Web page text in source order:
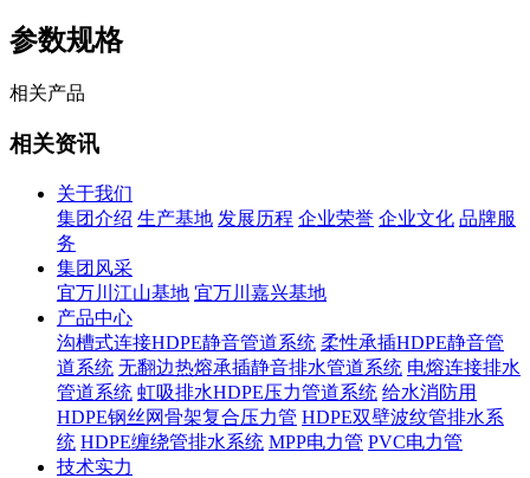
参数规格
相关产品
相关资讯
关于我们
集团介绍 生产基地 发展历程 企业荣誉 企业文化 品牌服
务
集团风采
宜万川江山基地 宜万川嘉兴基地
产品中心
沟槽式连接HDPE静音管道系统 柔性承插HDPE静音管
道系统 无翻边热熔承插静音排水管道系统 电熔连接排水
管道系统 虹吸排水HDPE压力管道系统 给水消防用
HDPE钢丝网骨架复合压力管 HDPE双壁波纹管排水系
统 HDPE缠绕管排水系统 MPP电力管 PVC电力管
技术实力